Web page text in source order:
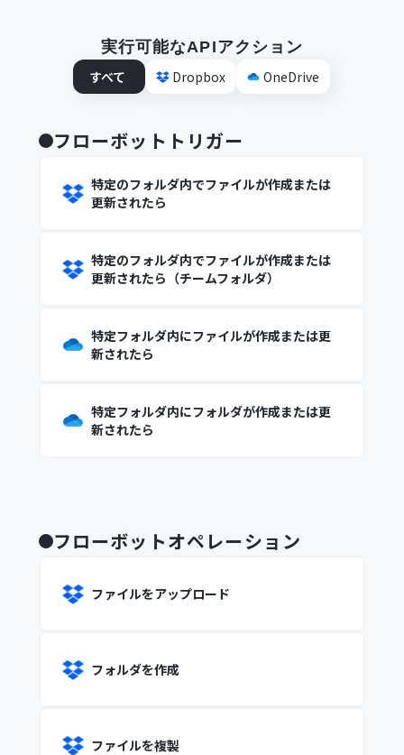
実行可能なAPIアクション
すべて
Dropbox OneDrive
フローボットトリガー
特定のフォルダ内でファイルが作成または
更新されたら
特定のフォルダ内でファイルが作成または
更新されたら（チームフォルダ）
特定フォルダ内にファイルが作成または更
新されたら
特定フォルダ内にフォルダが作成または更
新されたら
フローボットオペレーション
ファイルをアップロード
フォルダを作成
ファイルを複製